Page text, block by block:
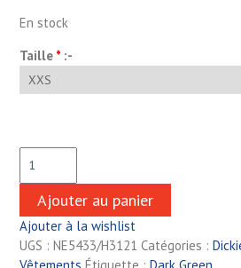
En stock
Taille *:-
Ajouter au panier
Ajouter à la wishlist
UGS : NE5433/H3121 Catégories :